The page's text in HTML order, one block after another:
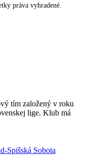
práva vyhradené.
tím založený v roku
lige. Klub má
Spišská Sobota